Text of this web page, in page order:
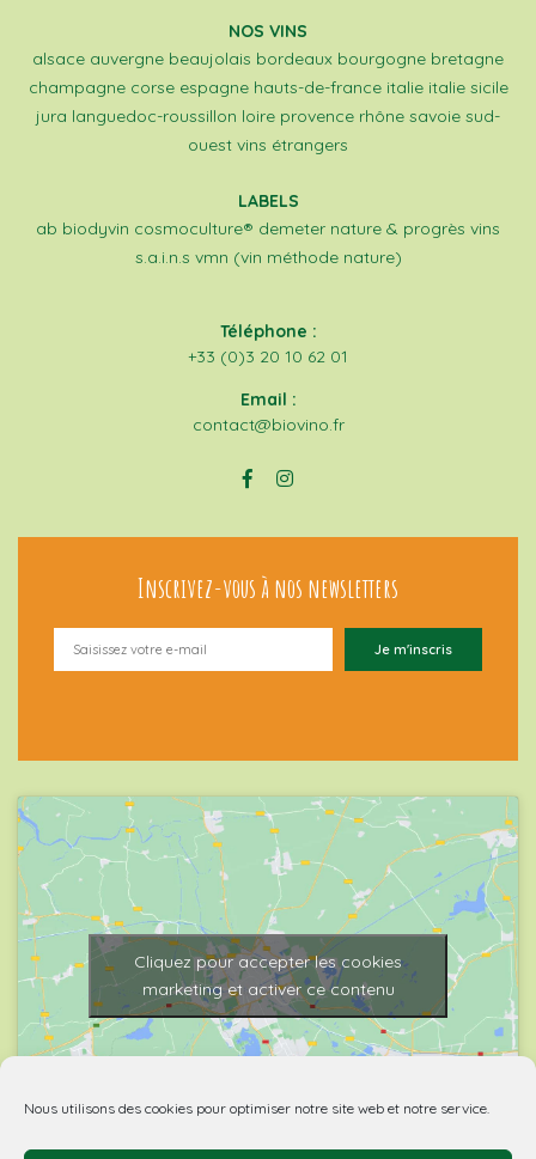
Nous utilisons des cookies pour optimiser notre site web et notre service.
NOS VINS
alsace auvergne beaujolais bordeaux bourgogne bretagne
champagne corse espagne hauts-de-france italie italie sicile
jura languedoc-roussillon loire provence rhône savoie sud-
ouest vins étrangers
LABELS
ab biodyvin cosmoculture® demeter nature & progrès vins
s.a.i.n.s vmn (vin méthode nature)
Téléphone :
+33 (0)3 20 10 62 01
Email :
contact@biovino.fr
Inscrivez-vous à nos newsletters
Cliquez pour accepter les cookies
marketing et activer ce contenu